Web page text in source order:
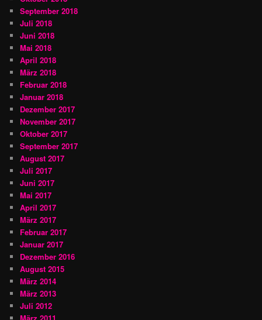
September 2018
Juli 2018
Juni 2018
Mai 2018
April 2018
März 2018
Februar 2018
Januar 2018
Dezember 2017
November 2017
Oktober 2017
September 2017
August 2017
Juli 2017
Juni 2017
Mai 2017
April 2017
März 2017
Februar 2017
Januar 2017
Dezember 2016
August 2015
März 2014
März 2013
Juli 2012
März 2011